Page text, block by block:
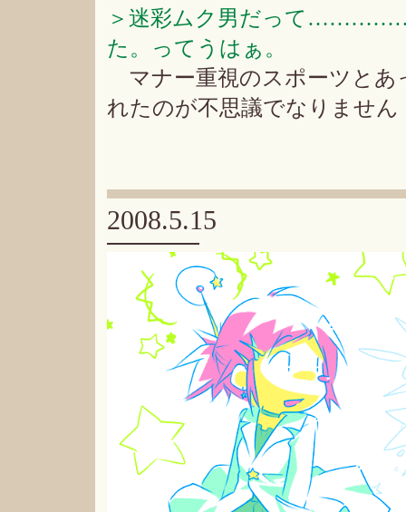
＞迷彩ムク男だって
た。ってうはぁ。
マナー重視のスポーツとあ
れたのが不思議でなりません
2008.5.15